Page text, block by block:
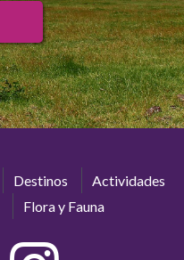
Destinos
Actividades
Flora y Fauna